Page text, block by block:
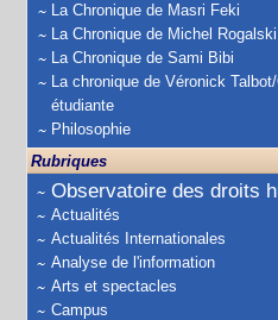
La Chronique de Masri Feki
La Chronique de Michel Rogalski
La Chronique de Sami Bibi
La chronique de Véronick
étudiante
Philosophie
Rubriques
Observatoire des droits
Actualités
Actualités Internationales
Analyse de l'information
Arts et spectacles
Campus